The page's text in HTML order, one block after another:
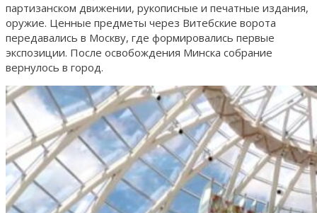
партизанском движении, рукописные и печатные издания,
оружие. Ценные предметы через Витебские ворота
передавались в Москву, где формировались первые
экспозиции. После освобождения Минска собрание
вернулось в город.